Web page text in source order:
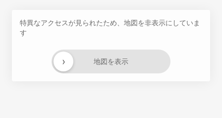
特異なアクセスが見られたため、地図を非表示にしていま
す
地図を表示
›